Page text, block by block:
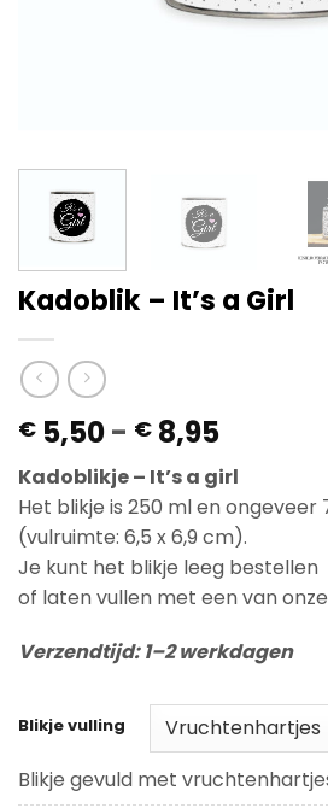
Kadoblik – It’s a Girl
€ 5,50- € 8,95
€ 5,50
tot
€ 8,95
Kadoblikje – It’s a girl
Het blikje is 250 ml en ongeveer
(vulruimte: 6,5 x 6,9 cm).
Je kunt het blikje leeg bestellen
of laten vullen met een van
Verzendtijd: 1–2 werkdagen
Blikje vulling
Blikje gevuld met